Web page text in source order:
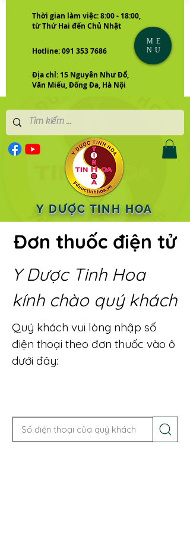
Thời gian làm việc: 8:00 - 18:00,
từ Thứ Hai đến Chủ Nhật
Hotline: 091 353 7686
Địa chỉ: 15 Nguyễn Như Đổ,
Văn Miếu, Đống Đa, Hà Nội
Y DƯỢC TINH HOA
ME
NU
Đơn thuốc điện tử
Y Dược Tinh Hoa
kính chào quý khách
Quý khách vui lòng nhập số
điện thoại theo đơn thuốc vào ô
dưới đây: